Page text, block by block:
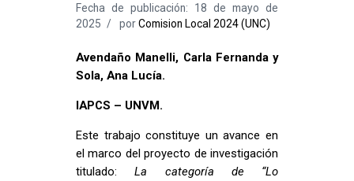
Fecha de publicación: 18 de mayo de
2025
porComision Local 2024 (UNC)
Avendaño Manelli, Carla Fernanda y
Sola, Ana Lucía.
IAPCS – UNVM.
Este trabajo constituye un avance en
el marco del proyecto de investigación
titulado:La categoría de “Lo